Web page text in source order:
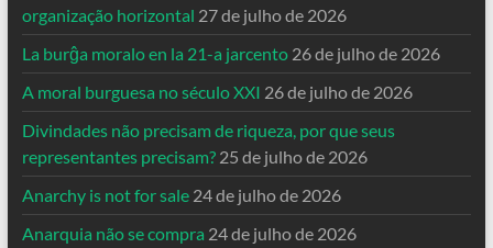
organização horizontal 27 de julho de 2026
La burĝa moralo en la 21-a jarcento 26 de julho de 2026
A moral burguesa no século XXI 26 de julho de 2026
Divindades não precisam de riqueza, por que seus
representantes precisam? 25 de julho de 2026
Anarchy is not for sale 24 de julho de 2026
Anarquia não se compra 24 de julho de 2026